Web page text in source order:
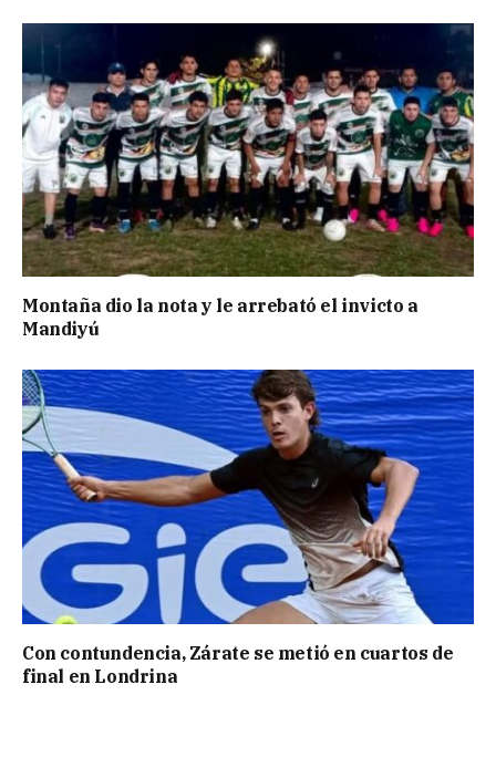
Montaña dio la nota y le arrebató el invicto a
Mandiyú
Con contundencia, Zárate se metió en cuartos de
final en Londrina